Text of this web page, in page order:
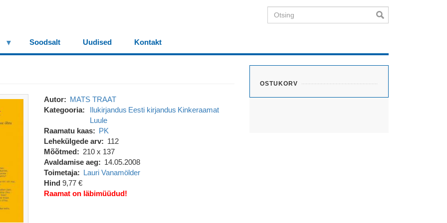
Otsing
Soodsalt Uudised Kontakt
OSTUKORV
Autor
MATS TRAAT
Kategooria
Ilukirjandus Eesti kirjandus Kinkeraamat
Luule
Raamatu kaas
PK
Lehekülgede arv
112
Mõõtmed
210 x 137
Avaldamise aeg
14.05.2008
Toimetaja
Lauri Vanamölder
Hind 9,77 €
Raamat on läbimüüdud!